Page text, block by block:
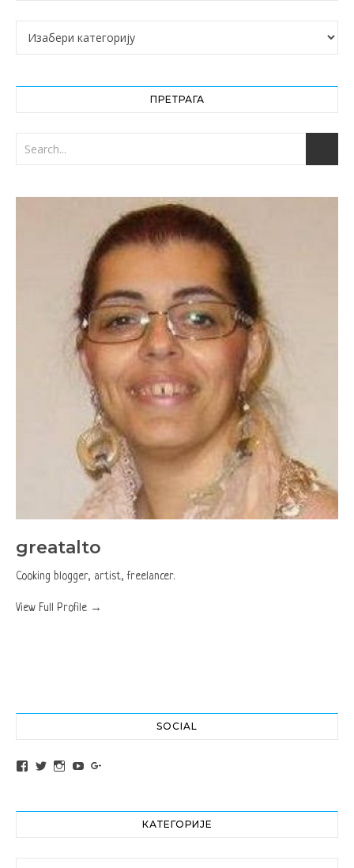
Категорије
ПРЕТРАГА
greatalto
Cooking blogger, artist, freelancer.
View Full Profile →
SOCIAL
View altochef’s profile on Facebook
View jovancica73’s profile on Twitter
View jovancica73’s profile on Instagram
View jovancica73’s profile on YouTube
КАТЕГОРИЈЕ